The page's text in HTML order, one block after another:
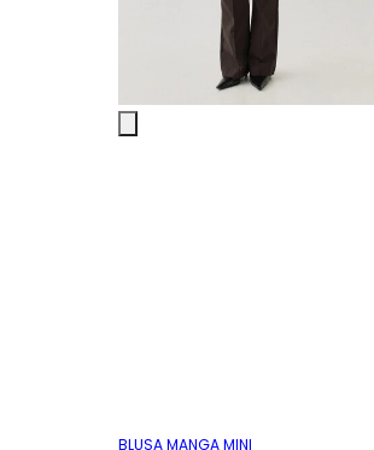
BLUSA MANGA MINI